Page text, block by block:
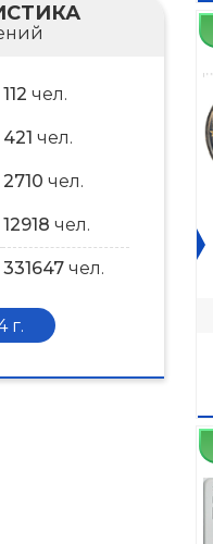
112 чел.
421 чел.
2710 чел.
12918 чел.
331647 чел.
г.